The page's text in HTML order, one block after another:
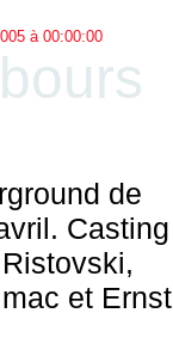
à 00:00:00
de
Casting
et Ernst